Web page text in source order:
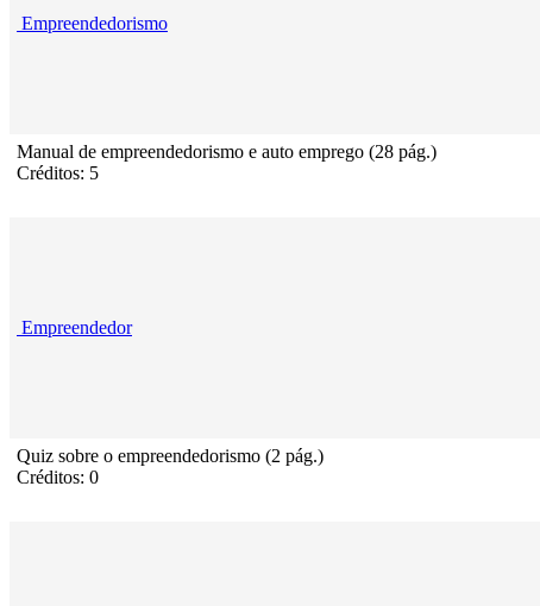
Empreendedorismo
Manual de empreendedorismo e auto emprego (28 pág.)
Créditos: 5
Empreendedor
Quiz sobre o empreendedorismo (2 pág.)
Créditos: 0